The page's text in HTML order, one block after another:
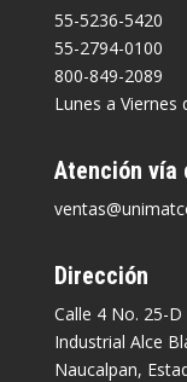
55-5236-5420
55-2794-0100
800-849-2089
Lunes a Viernes
Atención vía
Dirección
Calle 4 No. 25-D
Industrial Alce
Naucalpan,